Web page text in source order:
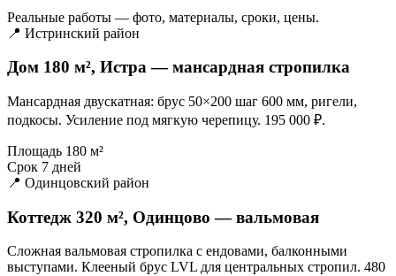
Реальные работы — фото, материалы, сроки, цены.
📍 Истринский район
Дом 180 м², Истра — мансардная стропилка
Мансардная двускатная: брус 50×200 шаг 600 мм, ригели,
подкосы. Усиление под мягкую черепицу. 195 000 ₽.
Площадь 180 м²
Срок 7 дней
📍 Одинцовский район
Коттедж 320 м², Одинцово — вальмовая
Сложная вальмовая стропилка с ендовами, балконными
выступами. Клееный брус LVL для центральных стропил. 480